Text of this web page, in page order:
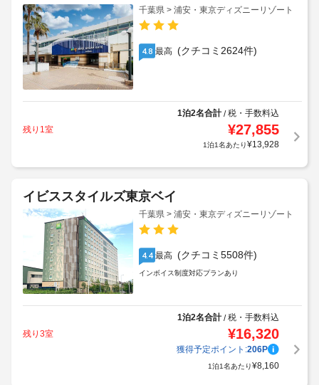
千葉県 > 浦安・東京ディズニーリゾート
4.8 最高 (クチコミ2624件)
1泊2名合計/税・手数料込
残り1室
¥27,855
1泊1名あたり¥13,928
イビススタイルズ東京ベイ
千葉県 > 浦安・東京ディズニーリゾート
4.4 最高 (クチコミ5508件)
インボイス制度対応プランあり
1泊2名合計/税・手数料込
残り3室
¥16,320
獲得予定ポイント:206P
1泊1名あたり¥8,160